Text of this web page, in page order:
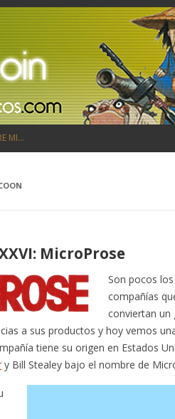
MI…
MicroProse
Son pocos
compañías
conviertan un
a sus productos y hoy vemos
tiene su origen en Estados
y Bill Stealey bajo el nombre de